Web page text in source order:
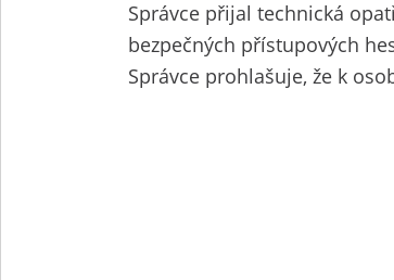
Správce přijal technická
bezpečných přístupových
Správce prohlašuje, že k